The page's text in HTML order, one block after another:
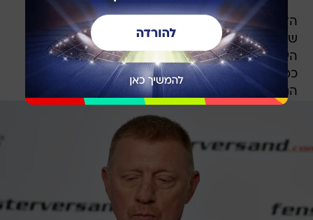
הדברים מקבלים משנה תוקף דווקא כעת, לאחר
שוויליאמס קיבלה כרטיס חופשי אחרון לטורניר
היחידות על המשטח האהוב עליה וחזרה לסבב
כמעט ארבע שנים אחרי משחקה האחרון ברמות
הגבוהות.